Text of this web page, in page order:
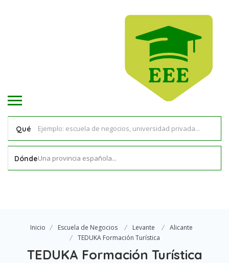
Qué
DóndeUna provincia española...
Inicio Escuela de Negocios Levante
Alicante
TEDUKA Formación Turística
TEDUKA Formación Turística